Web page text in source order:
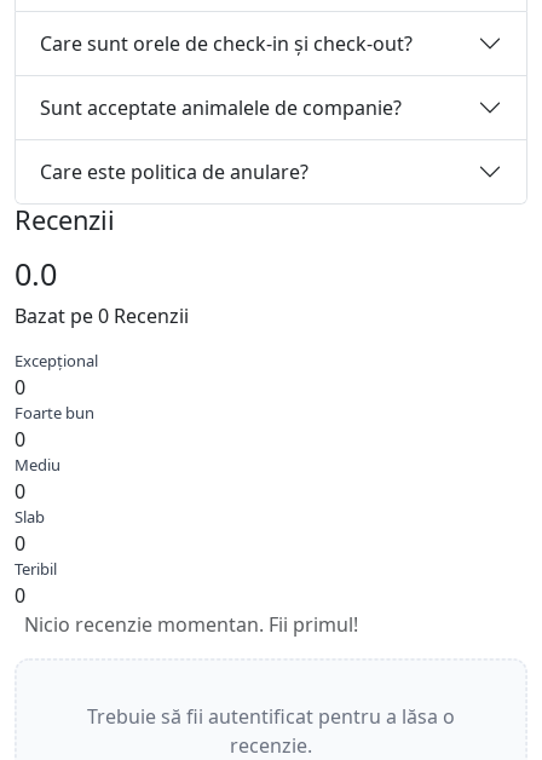
Care sunt orele de check-in și check-out?
Sunt acceptate animalele de companie?
Care este politica de anulare?
Recenzii
0.0
Bazat pe 0 Recenzii
Excepțional
0
Foarte bun
0
Mediu
0
Slab
0
Teribil
0
Nicio recenzie momentan. Fii primul!
Trebuie să fii autentificat pentru a lăsa o
recenzie.